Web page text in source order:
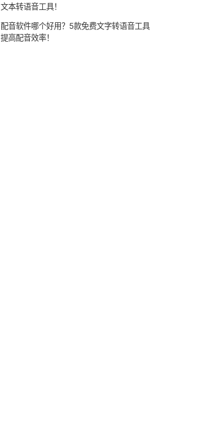
文本转语音工具！
配音软件哪个好用？5款免费文字转语音工具
提高配音效率！